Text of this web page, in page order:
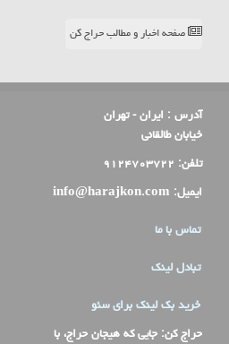
صفحه اخبار و مطالب حراج کن
آدرس : ایران - تهران
خیابان طالقانی
تلفن: ۹۱۲۴۷۰۳۷۲۲
ایمیل: info@harajkon.com
تماس با ما
تبادل لینک
خرید بک لینک برای سئو
حراج کن: جایی که هیجان حراج، با